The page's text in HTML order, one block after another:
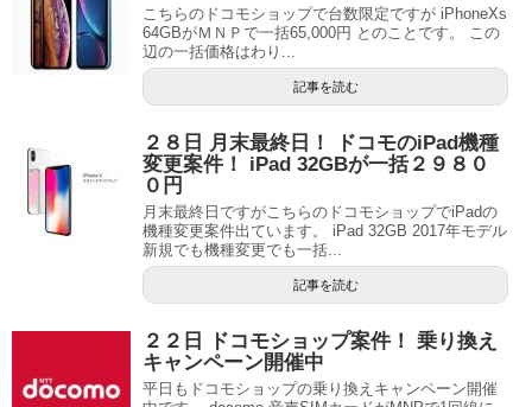
こちらのドコモショップで台数限定ですが iPhoneXs
64GBがＭＮＰで一括65,000円 とのことです。 この
辺の一括価格はわり...
記事を読む
２８日 月末最終日！ ドコモのiPad機種
変更案件！ iPad 32GBが一括２９８０
０円
月末最終日ですがこちらのドコモショップでiPadの
機種変更案件出ています。 iPad 32GB 2017年モデル
新規でも機種変更でも一括...
記事を読む
２２日 ドコモショップ案件！ 乗り換え
キャンペーン開催中
平日もドコモショップの乗り換えキャンペーン開催